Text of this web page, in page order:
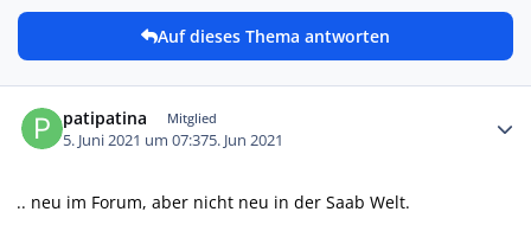
Auf dieses Thema antworten
patipatina Mitglied
5. Juni 2021 um 07:375. Jun 2021
.. neu im Forum, aber nicht neu in der Saab Welt.